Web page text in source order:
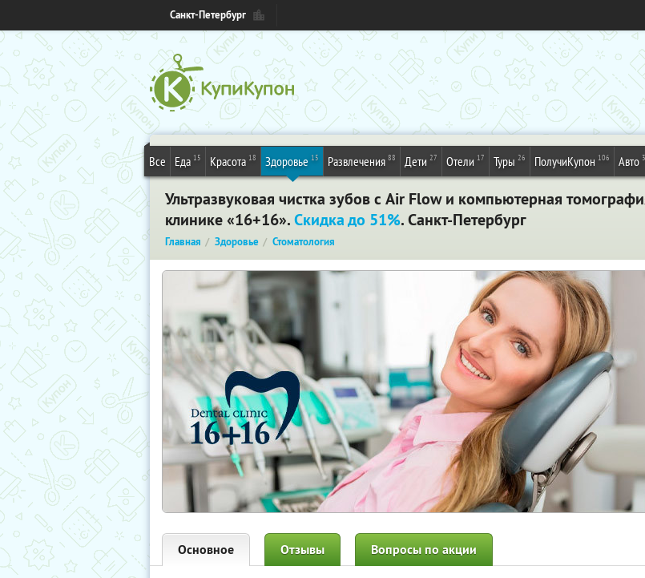
Санкт-Петербург
Все Еда 15 Красота 18 Здоровье 15 Развлечения 88 Дети 27 Отели 17 Туры 26 ПолучиКупон 106 Авто 3
Ультразвуковая чистка зубов с Air Flow и компьютерная
клинике «16+16».Скидка до 51%. Санкт-Петербург
Главная Здоровье Стоматология
Основное Отзывы Вопросы по акции